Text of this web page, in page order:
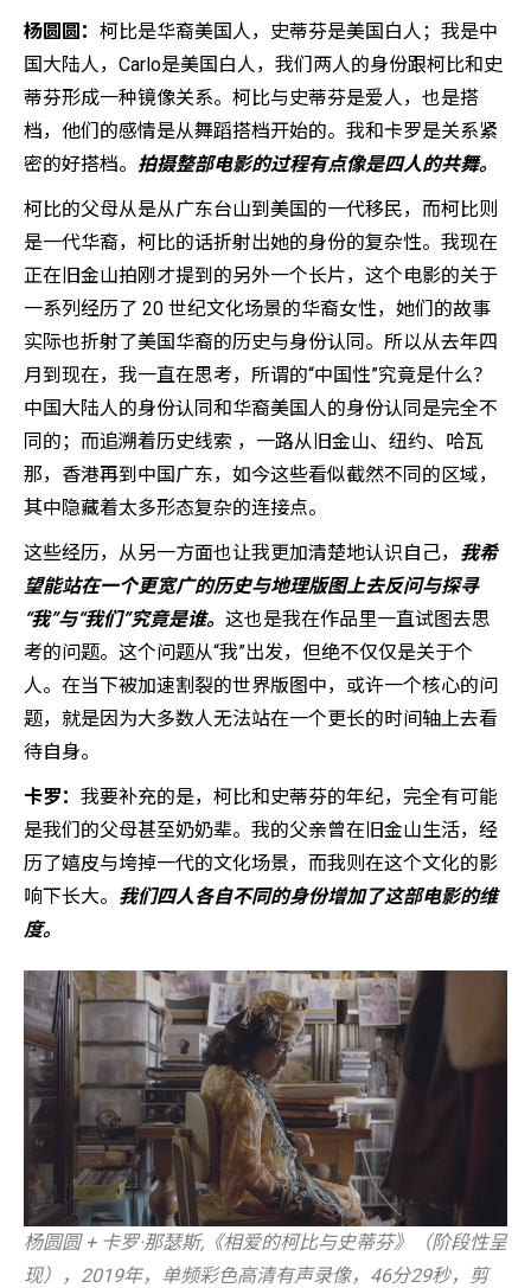
杨圆圆： 柯比是华裔美国人，史蒂芬是美国白人；我是中
国大陆人，Carlo是美国白人，我们两人的身份跟柯比和史
蒂芬形成一种镜像关系。柯比与史蒂芬是爱人，也是搭
档，他们的感情是从舞蹈搭档开始的。我和卡罗是关系紧
密的好搭档。 拍摄整部电影的过程有点像是四人的共舞。
柯比的父母从是从广东台山到美国的一代移民，而柯比则
是一代华裔，柯比的话折射出她的身份的复杂性。我现在
正在旧金山拍刚才提到的另外一个长片，这个电影的关于
一系列经历了 20 世纪文化场景的华裔女性，她们的故事
实际也折射了美国华裔的历史与身份认同。所以从去年四
月到现在，我一直在思考，所谓的“中国性”究竟是什么？
中国大陆人的身份认同和华裔美国人的身份认同是完全不
同的；而追溯着历史线索 ，一路从旧金山、纽约、哈瓦
那，香港再到中国广东，如今这些看似截然不同的区域，
其中隐藏着太多形态复杂的连接点。
这些经历，从另一方面也让我更加清楚地认识自己， 我希
望能站在一个更宽广的历史与地理版图上去反问与探寻
“我”与“我们”究竟是谁。 这也是我在作品里一直试图去思
考的问题。这个问题从“我”出发，但绝不仅仅是关于个
人。在当下被加速割裂的世界版图中，或许一个核心的问
题，就是因为大多数人无法站在一个更长的时间轴上去看
待自身。
卡罗： 我要补充的是，柯比和史蒂芬的年纪，完全有可能
是我们的父母甚至奶奶辈。我的父亲曾在旧金山生活，经
历了嬉皮与垮掉一代的文化场景，而我则在这个文化的影
响下长大。 我们四人各自不同的身份增加了这部电影的维
度。
杨圆圆 + 卡罗·那瑟斯,《相爱的柯比与史蒂芬》（阶段性呈
现），2019年，单频彩色高清有声录像，46分29秒，剪